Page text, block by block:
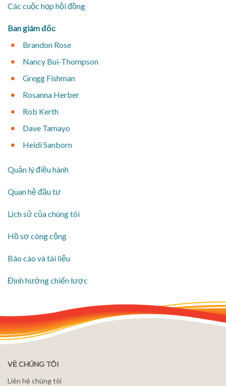
​Các cuộc họp hội đồng
Ban giám đốc
​Brandon Rose
​Nancy Bui-Thompson
​Gregg Fishman
Rosanna Herber
​Rob Kerth
​Dave Tamayo
Heidi Sanborn
​Quản lý điều hành
Quan hệ đầu tư
Lịch sử của chúng tôi
​Hồ sơ công cộng
​Báo cáo và tài liệu
​Định hướng chiến lược
VỀ CHÚNG TÔI
Liên hệ chúng tôi